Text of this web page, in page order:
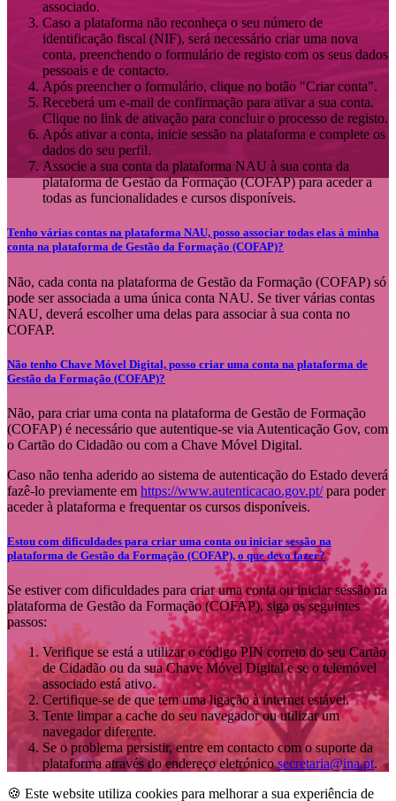
associado.
Caso a plataforma não reconheça o seu número de
identificação fiscal (NIF), será necessário criar uma nova
conta, preenchendo o formulário de registo com os seus dados
pessoais e de contacto.
Após preencher o formulário, clique no botão "Criar conta".
Receberá um e-mail de confirmação para ativar a sua conta.
Clique no link de ativação para concluir o processo de registo.
Após ativar a conta, inicie sessão na plataforma e complete os
dados do seu perfil.
Associe a sua conta da plataforma NAU à sua conta da
plataforma de Gestão da Formação (COFAP) para aceder a
todas as funcionalidades e cursos disponíveis.
Tenho várias contas na plataforma NAU, posso associar todas elas à minha
conta na plataforma de Gestão da Formação (COFAP)?
Não, cada conta na plataforma de Gestão da Formação (COFAP) só
pode ser associada a uma única conta NAU. Se tiver várias contas
NAU, deverá escolher uma delas para associar à sua conta no
COFAP.
Não tenho Chave Móvel Digital, posso criar uma conta na plataforma de
Gestão da Formação (COFAP)?
Não, para criar uma conta na plataforma de Gestão de Formação
(COFAP) é necessário que autentique-se via Autenticação Gov, com
o Cartão do Cidadão ou com a Chave Móvel Digital.
Caso não tenha aderido ao sistema de autenticação do Estado deverá
fazê-lo previamente em https://www.autenticacao.gov.pt/para poder
aceder à plataforma e frequentar os cursos disponíveis.
Estou com dificuldades para criar uma conta ou iniciar sessão na
plataforma de Gestão da Formação (COFAP), o que devo fazer?
Se estiver com dificuldades para criar uma conta ou iniciar sessão na
plataforma de Gestão da Formação (COFAP), siga os seguintes
passos:
Verifique se está a utilizar o código PIN correto do seu Cartão
de Cidadão ou da sua Chave Móvel Digital e se o telemóvel
associado está ativo.
Certifique-se de que tem uma ligação à internet estável.
Tente limpar a cache do seu navegador ou utilizar um
navegador diferente.
Se o problema persistir, entre em contacto com o suporte da
plataforma através do endereço eletrónicosecretaria@ina.pt.
🍪 Este website utiliza cookies para melhorar a sua experiência de